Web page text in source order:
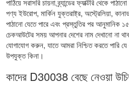
পণ্য ইউরোপ, মার্কিন যুক্তরাষ্ট্র, অস্ট্রেলিয়া,
পাঠানো যেতে পারে এবং প্রস্তুতির পর আনুমানিক
চেকআউটের সময় আপনার দেশের নাম দেখানো না
যোগাযোগ করুন, যাতে আমরা নিশ্চিত করতে পারি
উপযুক্ত কিনা।
কাদের D30038 বেছে নেওয়া